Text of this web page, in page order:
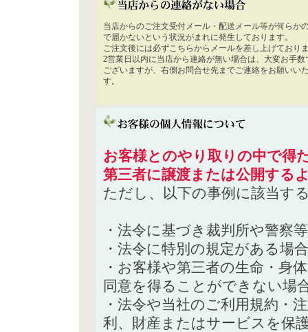
当店からのご注文受付メール・配送メール等が何らか
で届かないという状況がまれに発生しております。
ご注文後には必ずこちらからメールを差し上げており
2営業日以内に当店から連絡が無い場合は、大変お手数
ございますが、右側お問合せ先までご連絡をお願いい
す。
お客様とのやり取りの中で得
第三者に譲渡または公開する
ただし、以下の事例に該当す
・法令に基づき裁判所や警察
・法令に特別の規定がある場合
・お客様や第三者の生命・身
同意を得ることができない場
・法令や当社のご利用規約・
利、財産またはサービスを保